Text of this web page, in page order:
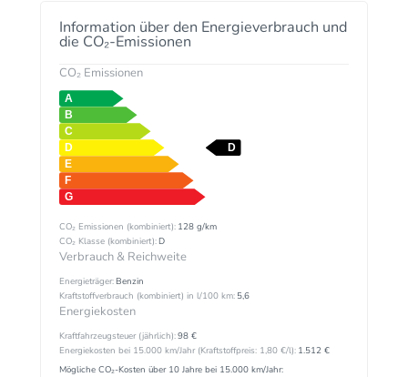
Information über den Energieverbrauch und
die CO₂-Emissionen
CO₂ Emissionen
CO₂ Emissionen (kombiniert): 128 g/km
CO₂ Klasse (kombiniert):D
Verbrauch & Reichweite
Energieträger:Benzin
Kraftstoffverbrauch (kombiniert) in l/100 km: 5,6
Energiekosten
Kraftfahrzeugsteuer (jährlich):98 €
Energiekosten bei 15.000 km/Jahr (Kraftstoffpreis: 1,80€/l): 1.512 €
Mögliche CO₂-Kosten über 10 Jahre bei 15.000 km/Jahr: